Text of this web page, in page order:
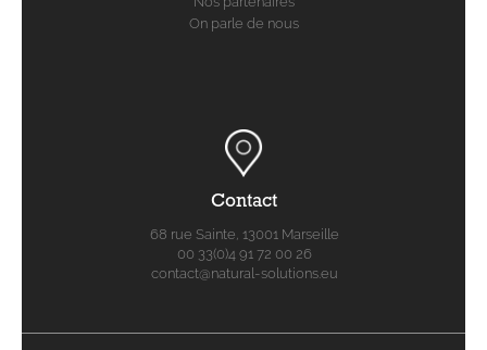
On parle de nous
Contact
68 rue Sainte, 13001 Marseille
00 33(0)4 91 72 00 26
contact@natural-solutions.eu